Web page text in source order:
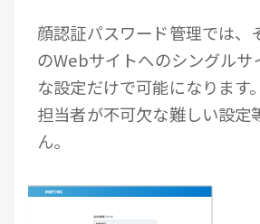
顔認証パスワード管理では、
のWebサイトへのシングルサ
な設定だけで可能になります
担当者が不可欠な難しい設定
ん。